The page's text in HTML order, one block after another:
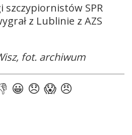
SPR
z Lublinie z AZS
fot. archiwum